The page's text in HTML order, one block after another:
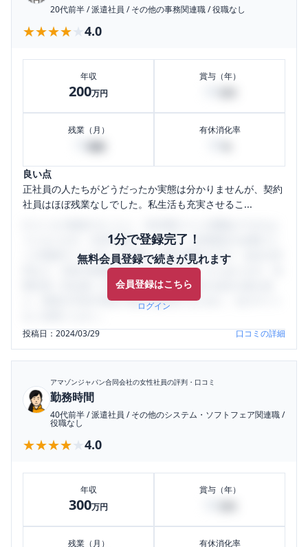
20代前半/派遣社員 /その他の事務関連職/役職なし
★★★★★
★★★★★ 4.0
年収
200万円
賞与（年）
残業（月） 有休消化率
良い点
正社員の人たちがどうだったか実態は分かりませんが、契約
社員はほぼ残業なしでした。私生活も充実させるこ...
1分で登録完了！
無料会員登録で続きが見れます
会員登録はこちら
ログイン
うになります。SHEHUB(シーハブ)は、女性限定の企業口コ
ミの投稿サイトです。給与面・女性の働きやすさ・会社の評
判など、女性の転職は気にすべき点がたくさんあります。先
輩社員（元社員）の口コミを通して、本当の会社の姿を知
り、将来の不安や現在の悩みを解消するために、ぜひサイト
投稿日：2024/03/29 口コミの詳細
アマゾンジャパン合同会社の女性社員の評判・口コミ
勤務時間
40代前半/派遣社員 /その他のシステム・ソフトフェア関連職/
役職なし
★★★★★
★★★★★ 4.0
年収
300万円
賞与（年）
残業（月） 有休消化率